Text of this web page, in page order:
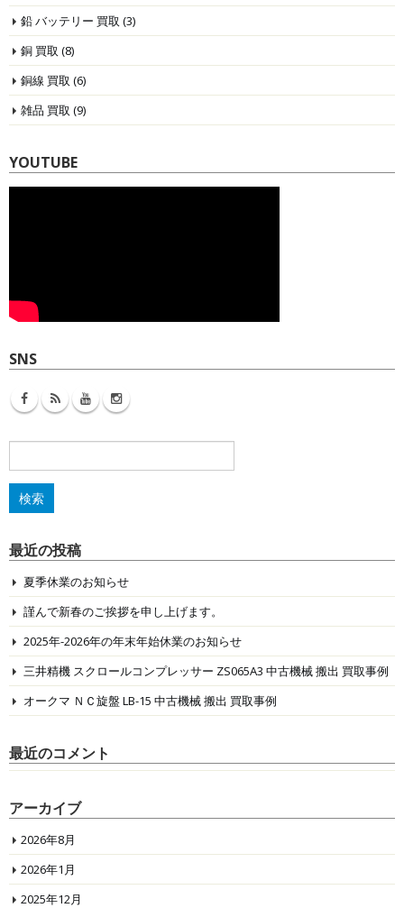
鉛 バッテリー 買取 (3)
銅 買取 (8)
銅線 買取 (6)
雑品 買取 (9)
YOUTUBE
SNS
索:
最近の投稿
夏季休業のお知らせ
謹んで新春のご挨拶を申し上げます。
2025年-2026年の年末年始休業のお知らせ
三井精機 スクロールコンプレッサー ZS065A3 中古機械 搬出 買取事例
オークマ ＮＣ旋盤 LB-15 中古機械 搬出 買取事例
最近のコメント
アーカイブ
2026年8月
2026年1月
2025年12月